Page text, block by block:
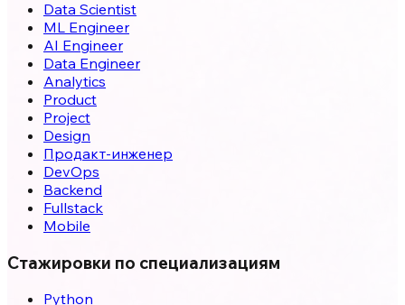
Data Scientist
ML Engineer
AI Engineer
Data Engineer
Analytics
Product
Project
Design
Продакт-инженер
DevOps
Backend
Fullstack
Mobile
Стажировки по специализациям
Python